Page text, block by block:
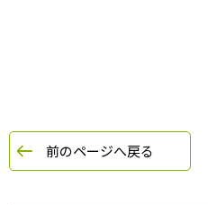
前のページへ戻る